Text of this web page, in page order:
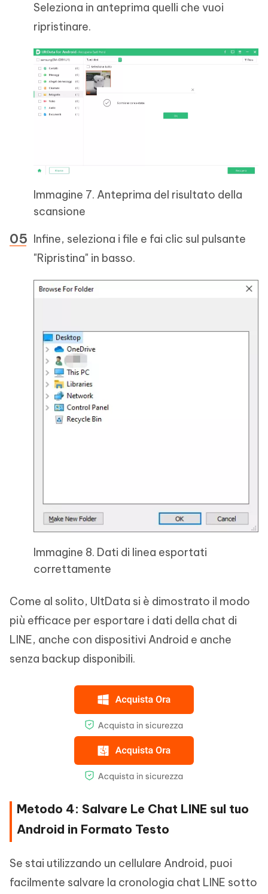
Seleziona in anteprima quelli che vuoi
ripristinare.
Immagine 7. Anteprima del risultato della
scansione
Infine, seleziona i file e fai clic sul pulsante
"Ripristina" in basso.
Immagine 8. Dati di linea esportati
correttamente
Come al solito, UltData si è dimostrato il modo
più efficace per esportare i dati della chat di
LINE, anche con dispositivi Android e anche
senza backup disponibili.
Metodo 4: Salvare Le Chat LINE sul tuo
Android in Formato Testo
Se stai utilizzando un cellulare Android, puoi
facilmente salvare la cronologia chat LINE sotto